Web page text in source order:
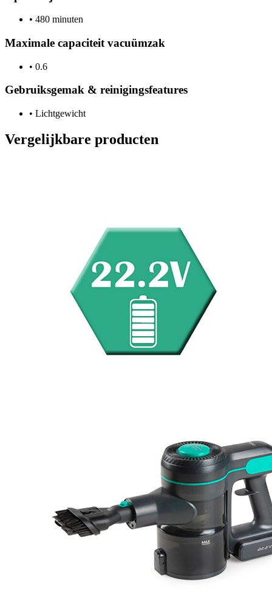
• 480 minuten
Maximale capaciteit vacuümzak
• 0.6
Gebruiksgemak & reinigingsfeatures
• Lichtgewicht
Vergelijkbare producten